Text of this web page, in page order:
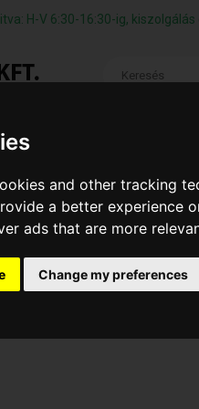
and other tracking
a better experience
ads that are more
Change my preferences
H-V 6:30-16:30-ig,